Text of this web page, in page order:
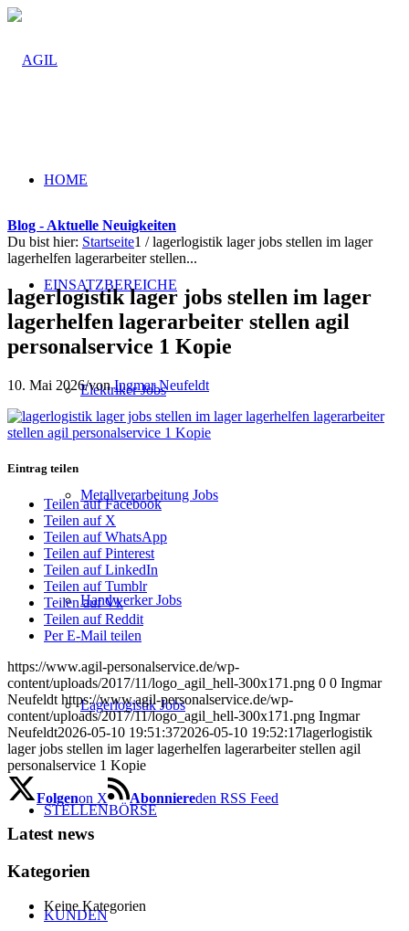
HOME
EINSATZBEREICHE
Elektriker Jobs
Metallverarbeitung Jobs
Handwerker Jobs
Lagerlogistik Jobs
STELLENBÖRSE
KUNDEN
Blog - Aktuelle Neuigkeiten
Du bist hier: Startseite1 / lagerlogistik lager jobs stellen im lager
lagerhelfen lagerarbeiter stellen...
lagerlogistik lager jobs stellen im lager
lagerhelfen lagerarbeiter stellen agil
personalservice 1 Kopie
10. Mai 2026/vonIngmar Neufeldt
Eintrag teilen
Teilen auf Facebook
Teilen auf X
Teilen auf WhatsApp
Teilen auf Pinterest
Teilen auf LinkedIn
Teilen auf Tumblr
Teilen auf Vk
Teilen auf Reddit
Per E-Mail teilen
https://www.agil-personalservice.de/wp-
content/uploads/2017/11/logo_agil_hell-300x171.png 0 0 Ingmar
Neufeldt https://www.agil-personalservice.de/wp-
content/uploads/2017/11/logo_agil_hell-300x171.png Ingmar
Neufeldt2026-05-10 19:51:372026-05-10 19:52:17lagerlogistik
lager jobs stellen im lager lagerhelfen lagerarbeiter stellen agil
personalservice 1 Kopie
Folgenon X Abonniereden RSS Feed
Latest news
Kategorien
Keine Kategorien